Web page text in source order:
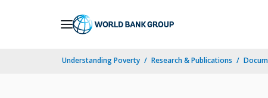
Understanding Poverty Research & Publications